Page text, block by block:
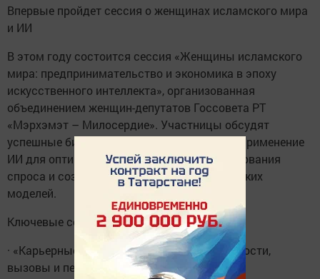
Впервые пройдет сессия о женщинах исламского мира
и ИИ
В этом году состоится сессия «Женщины исламского
мира: предпринимательство и экономика в эпоху
искусственного интеллекта», организованная
объединением женщин-депутатов Госсовета РТ
«Мэрхэмэт – Милосердие». Участницы обсудят
успешные бизнес-кейсы (в том числе в IT), применение
ИИ для оптимизации процессов, прогнозирования
спроса и создания устойчивых экономических
моделей.
Ключевые сессии трека
· «Карьерные траектории женщин: возможности,
вызовы и перспективы развития».